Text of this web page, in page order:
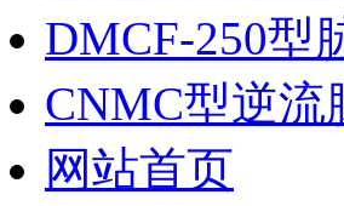
DMCF-250型
CNMC型逆
网站首页